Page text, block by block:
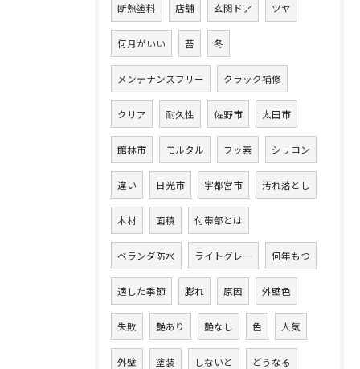
断熱塗料 店舗 玄関ドア ツヤ
何月がいい 苔 冬
メンテナンスフリー クラック補修
クリア 耐久性 佐野市 太田市
館林市 モルタル フッ素 シリコン
違い 日光市 宇都宮市 汚れ落とし
木材 面積 付帯部とは
ベランダ防水 ライトグレー 何年もつ
適した季節 膨れ 原因 外壁色
失敗 艶あり 艶なし 色 人気
外壁 塗装 しないと どうなる